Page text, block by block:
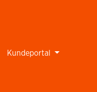
Kundeportal